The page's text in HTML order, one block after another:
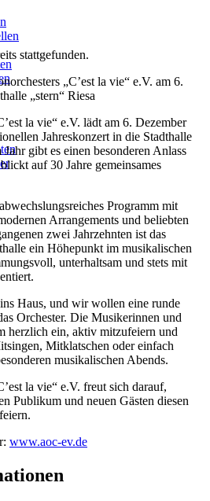
stattgefunden.
„C’est la vie“ e.V. am 6.
„stern“ Riesa
la vie“ e.V. lädt am 6. Dezember
Jahreskonzert in die Stadthalle
gibt es einen besonderen Anlass
auf 30 Jahre gemeinsames
Programm mit
Arrangements und beliebten
zwei Jahrzehnten ist das
ein Höhepunkt im musikalischen
unterhaltsam und stets mit
Haus, und wir wollen eine runde
Orchester. Die Musikerinnen und
herzlich ein, aktiv mitzufeiern und
Mitklatschen oder einfach
musikalischen Abends.
la vie“ e.V. freut sich darauf,
Publikum und neuen Gästen diesen
www.aoc-ev.de